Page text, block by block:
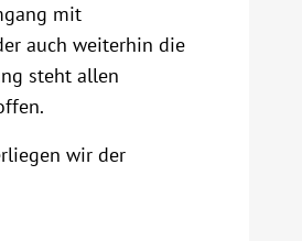
mit
auch weiterhin die
steht allen
wir der